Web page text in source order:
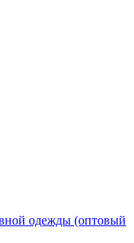
одежды (оптовый